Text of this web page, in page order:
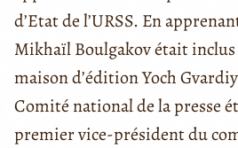
d’Etat de l’URSS. En
Mikhaïl Boulgakov était inclus
maison d’édition Yoch
Comité national de la presse
premier vice-président du